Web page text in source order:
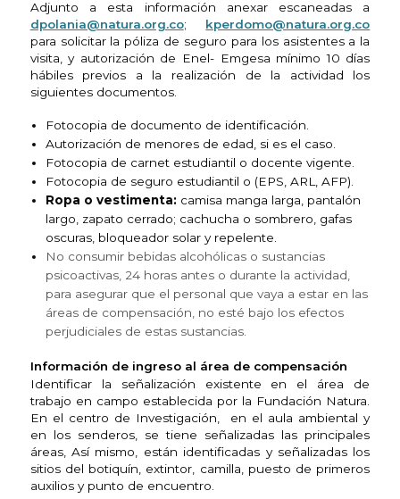
Adjunto a esta información anexar escaneadas a
dpolania@natura.org.co; kperdomo@natura.org.co
para solicitar la póliza de seguro para los asistentes a la
visita, y autorización de Enel- Emgesa mínimo 10 días
hábiles previos a la realización de la actividad los
siguientes documentos.
Fotocopia de documento de identificación.
Autorización de menores de edad, si es el caso.
Fotocopia de carnet estudiantil o docente vigente.
Fotocopia de seguro estudiantil o (EPS, ARL, AFP).
Ropa o vestimenta: camisa manga larga, pantalón
largo, zapato cerrado; cachucha o sombrero, gafas
oscuras, bloqueador solar y repelente.
No consumir bebidas alcohólicas o sustancias
psicoactivas, 24 horas antes o durante la actividad,
para asegurar que el personal que vaya a estar en las
áreas de compensación, no esté bajo los efectos
perjudiciales de estas sustancias.
Información de ingreso al área de compensación
Identificar la señalización existente en el área de
trabajo en campo establecida por la Fundación Natura.
En el centro de Investigación, en el aula ambiental y
en los senderos, se tiene señalizadas las principales
áreas, Así mismo, están identificadas y señalizadas los
sitios del botiquín, extintor, camilla, puesto de primeros
auxilios y punto de encuentro.